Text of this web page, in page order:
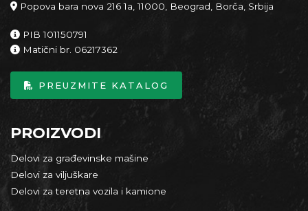
Popova bara nova 216 1a, 11000, Beograd, Borča, Srbija
PIB 101150791
Matični br. 06217362
PREUZMITE KATALOG
PROIZVODI
Delovi za građevinske mašine
Delovi za viljuškare
Delovi za teretna vozila i kamione